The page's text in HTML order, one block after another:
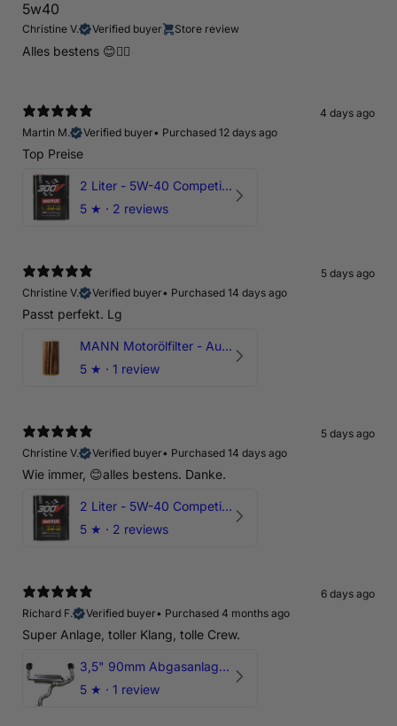
5w40
Christine V. Verified buyer Store review
Alles bestens 😊👍🏻
4 days ago
Martin M.
Verified buyer• Purchased 12 days ago
Top Preise
2 Liter - 5W-40 Competition 300V Motul Motoröl
5 ★ · 2 reviews
5 days ago
Christine V.
Verified buyer• Purchased 14 days ago
Passt perfekt. Lg
MANN Motorölfilter - Audi RS3 TTRS RSQ3 VZ5 - DAZ DNW
5 ★ · 1 review
5 days ago
Christine V.
Verified buyer• Purchased 14 days ago
Wie immer, 😊alles bestens. Danke.
2 Liter - 5W-40 Competition 300V Motul Motoröl
5 ★ · 2 reviews
6 days ago
Richard F.
Verified buyer• Purchased 4 months ago
Super Anlage, toller Klang, tolle Crew.
3,5" 90mm Abgasanlage AUDI RSQ3 DNWA 2.5 TFSI
5 ★ · 1 review